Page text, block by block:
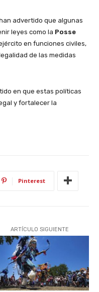
advertido que algunas
leyes como la Posse
en funciones civiles,
de las medidas
en que estas políticas
y fortalecer la
Pinterest
ARTÍCULO SIGUIENTE